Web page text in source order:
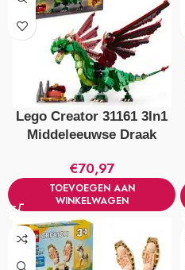
Lego Creator 31161 3In1
Middeleeuwse Draak
€70,97
TOEVOEGEN AAN
WINKELWAGEN